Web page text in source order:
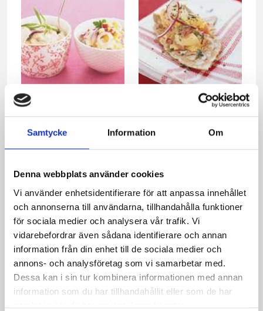
Samtycke Information Om
Denna webbplats använder cookies
Vi använder enhetsidentifierare för att anpassa innehållet
och annonserna till användarna, tillhandahålla funktioner
för sociala medier och analysera vår trafik. Vi
vidarebefordrar även sådana identifierare och annan
information från din enhet till de sociala medier och
annons- och analysföretag som vi samarbetar med.
Dessa kan i sin tur kombinera informationen med annan
information som du har tillhandahållit eller som de har
samlat in när du har använt deras tjänster.
Senaps- och örtsill Gubbröra på matjessill
Pepparrotssill Röd sillsallad